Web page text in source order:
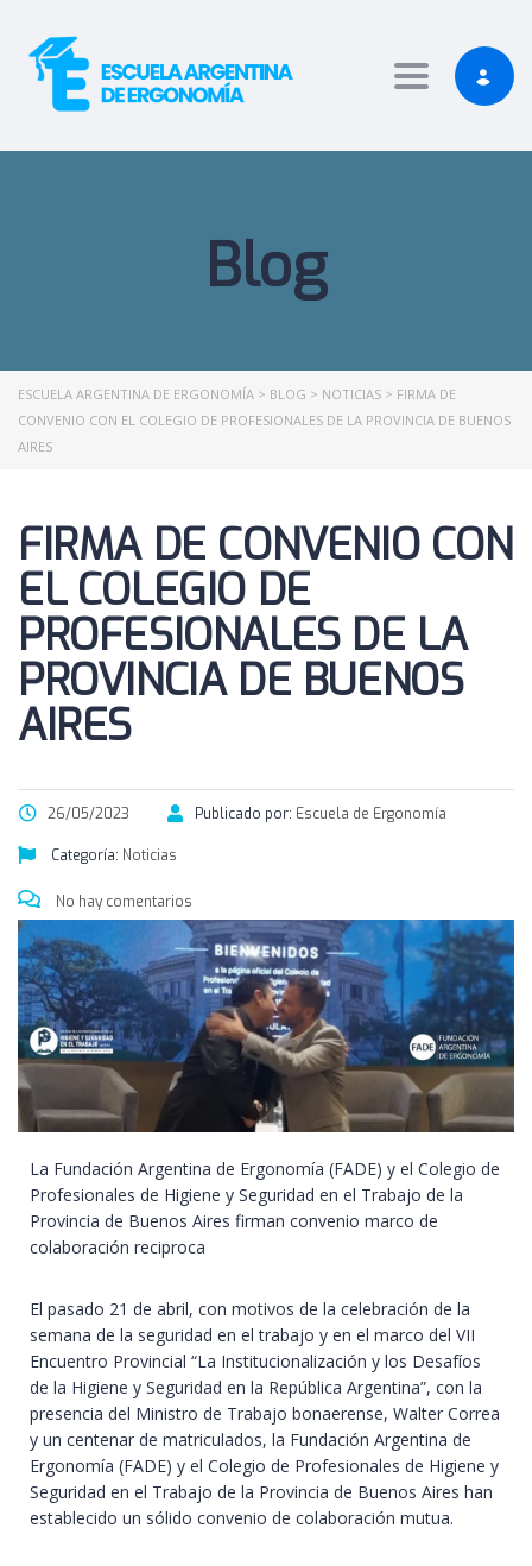
Toggle
Blog
ESCUELA ARGENTINA DE ERGONOMÍA > BLOG > NOTICIAS > FIRMA DE
CONVENIO CON EL COLEGIO DE PROFESIONALES DE LA PROVINCIA DE BUENOS
AIRES
FIRMA DE CONVENIO CON
EL COLEGIO DE
PROFESIONALES DE LA
PROVINCIA DE BUENOS
AIRES
26/05/2023 Publicado por: Escuela de Ergonomía
Categoría: Noticias
No hay comentarios
La Fundación Argentina de Ergonomía (FADE) y el Colegio de
Profesionales de Higiene y Seguridad en el Trabajo de la
Provincia de Buenos Aires firman convenio marco de
colaboración reciproca
El pasado 21 de abril, con motivos de la celebración de la
semana de la seguridad en el trabajo y en el marco del VII
Encuentro Provincial “La Institucionalización y los Desafíos
de la Higiene y Seguridad en la República Argentina”, con la
presencia del Ministro de Trabajo bonaerense, Walter Correa
y un centenar de matriculados, la Fundación Argentina de
Ergonomía (FADE) y el Colegio de Profesionales de Higiene y
Seguridad en el Trabajo de la Provincia de Buenos Aires han
establecido un sólido convenio de colaboración mutua.